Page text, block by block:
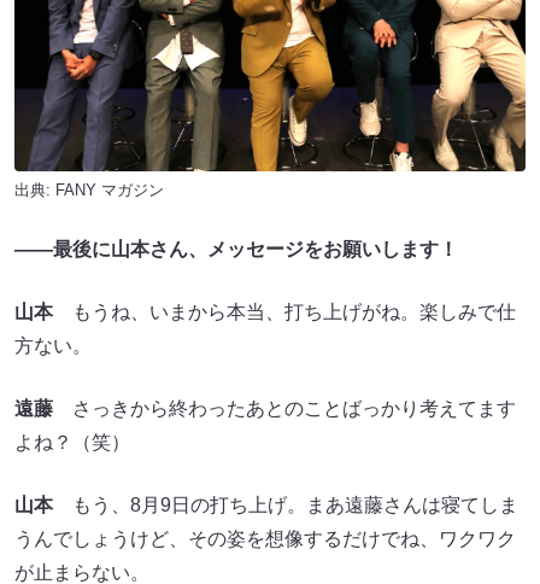
出典: FANY マガジン
――最後に山本さん、メッセージをお願いします！
山本もうね、いまから本当、打ち上げがね。楽しみで仕
方ない。
遠藤 さっきから終わったあとのことばっかり考えてます
よね？（笑）
山本もう、8月9日の打ち上げ。まあ遠藤さんは寝てしま
うんでしょうけど、その姿を想像するだけでね、ワクワク
が止まらない。